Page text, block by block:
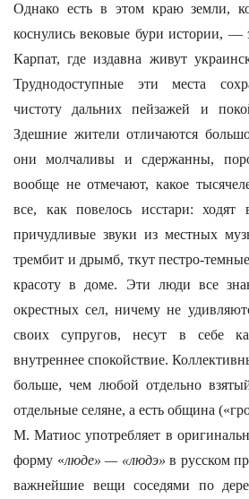
Однако есть в этом краю земли,
коснулись вековые бури истории, —
Карпат, где издавна живут
Труднодоступные эти места
чистоту дальних пейзажей и
Здешние жители отличаются
они молчаливы и сдержанны,
вообще не отмечают, какое
все, как повелось исстари: ходят
причудливые звуки из местных
трембит и дрымб, ткут пестро-
красоту в доме. Эти люди все
окрестных сел, ничему не
своих супругов, несут в себе
внутреннее спокойствие.
больше, чем любой отдельно
отдельные селяне, а есть община
М. Матиос употребляет в
форму «люде» — «людэ»в русском
важнейшие вещи соседями по